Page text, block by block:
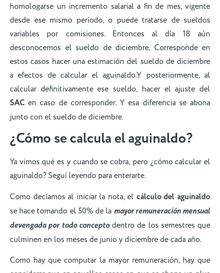
homologarse un incremento salarial a fin de mes, vigente
desde ese mismo período, o puede tratarse de sueldos
variables por comisiones. Entonces al día 18 aún
desconocemos el sueldo de diciembre. Corresponde en
estos casos hacer una estimación del sueldo de diciembre
a efectos de calcular el aguinaldo.Y posteriormente, al
calcular definitivamente ese sueldo, hacer el ajuste del
SAC en caso de corresponder. Y esa diferencia se abona
junto con el sueldo de diciembre.
¿Cómo se calcula elaguinaldo?
Ya vimos qué es y cuando se cobra, pero ¿cómo calcular el
aguinaldo? Seguí leyendo para enterarte.
Como decíamos al iniciar la nota, el cálculo del aguinaldo
se hace tomando el 50% de la mayor remuneración mensual
devengada por todo conceptodentro de los semestres que
culminen en los meses de junio y diciembre de cada año.
Como hay que computar la mayor remuneración, hay que